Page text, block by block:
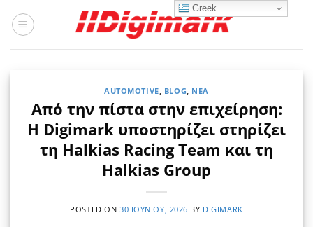
στο
AUTOMOTIVE, BLOG, ΝΈΑ
Από την πίστα στην επιχείρηση:
Η Digimark υποστηρίζει στηρίζει
τη Halkias Racing Team και τη
Halkias Group
POSTED ON 30 ΙΟΥΝΊΟΥ, 2026 BY DIGIMARK
Greek